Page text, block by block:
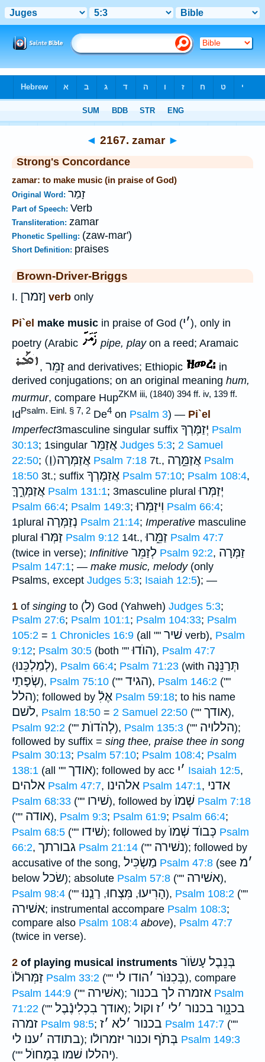
◄ 2167. zamar ►
Strong's Concordance
zamar: to make music (in praise of God)
Original Word: זָמַר
Part of Speech: Verb
Transliteration: zamar
Phonetic Spelling: (zaw-mar')
Short Definition: praises
Brown-Driver-Briggs
I. [זמר] verb only
Pi`el make music in praise of God ( ׳י ), only in
poetry (Arabic
pipe, playon a reed; Aramaic
, זַמֵּר and derivatives; Ethiopic
in
derived conjugations; on an original meaning hum,
murmur, compare HupZKM iii, (1840) 394 ff. iv, 139 ff.
Id Psalm. Einl. § 7, 2 De4 on Psalm 3) — Pi`el
Imperfect3masculine singular suffix יְזַמֶּרְךָ Psalm
30:13; 1singular אֲזַמֵּר Judges 5:3; 2 Samuel
22:50; (וַ)אֲזַמְּרָה Psalm 7:18 7t., אֲזַמֵּ֑רָה Psalm
18:50 3t.; suffix אֲזַמֶּרְךָ Psalm 57:10; Psalm 108:4,
אֲזַמְּרֶ֑ךָּ Psalm 131:1; 3masculine pluralיְזַמְּרוּ
Psalm 66:4; Psalm 149:3;וִיזַמְּרוּ Psalm 66:4;
1plural נְזַמְּרָה Psalm 21:14; Imperative masculine
pluralזַמְּרוּ Psalm 9:12 14t.,זַמֵּ֑רוּ Psalm 47:7
(twice in verse); Infinitive לְזַמֵּר Psalm 92:2, זַמְּרָה
Psalm 147:1; — make music, melody(only
Psalms, except Judges 5:3; Isaiah 12:5); —
1 of singing to (ל) God (Yahweh) Judges 5:3;
Psalm 27:6; Psalm 101:1; Psalm 104:33; Psalm
105:2 = 1 Chronicles 16:9 (all "" שׁיר verb), Psalm
9:12; Psalm 30:5 (both ""הוֺדוּ), Psalm 47:7
(לְמַלְכֵּנוּ), Psalm 66:4; Psalm 71:23 (with תְּרַנֵּנָּה
שְׂפָתַי), Psalm 75:10 ("" הגיד), Psalm 146:2 (""
הלל); followed by אֶלִֿ Psalm 59:18; to his name
לשׁם, Psalm 18:50 = 2 Samuel 22:50 ("" אודך),
Psalm 92:2 ("" לְהֹדוֺת), Psalm 135:3 ("" הללויה);
followed by suffix = sing thee, praise thee in song
Psalm 30:13; Psalm 57:10; Psalm 108:4; Psalm
138:1 (all "" אודך); followed by acc ׳י Isaiah 12:5,
אלהים Psalm 47:7, אלהינו Psalm 147:1, אדני
Psalm 68:33 ("" שׁירו), followed by שְׁמוֺ Psalm 7:18
("" אודה), Psalm 9:3; Psalm 61:9; Psalm 66:4;
Psalm 68:5 ("" שׁידו); followed by כְּבוֺד שְׁמוֺ Psalm
66:2, גבורתך Psalm 21:14 ("" נשׁירה); followed by
accusative of the song, מַשְׂכִּיל Psalm 47:8 (see ׳מ
below שׂכל); absolute Psalm 57:8 ("" אשׁירה),
Psalm 98:4 ("" הָרִיעוּ, מִּצְחוּ, רַנְַנוּ ), Psalm 108:2 (""
אשׁירה; instrumental accompare Psalm 108:3;
compare also Psalm 108:4 above), Psalm 47:7
(twice in verse).
2 of playing musical instruments בְּנֵבֶל עָשׂוֺר
זַמְּרוּלֿוֺ Psalm 33:2 ("" בְּכִנּוֺר ׳הודו לי
), compare
Psalm 144:9 ("" אשׁירה); אזמרה לך בכנור
Psalm
71:22 ("" אודך בִכְלִינֶֿבֶל); בכנ֑֑ור בכנור ׳לי ׳ז וקול
זמרה Psalm 98:5; בכנור ׳לא ׳ז Psalm 147:7 (""
בתודה ׳ענו לי ); בְּתֹף וכנור יזמרולֿו Psalm 149:3
("" יהללו שׁמו בְּמָחוֺל).